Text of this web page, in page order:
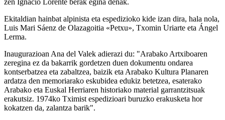
zen Ignacio Lorente berak egina denak.
Ekitaldian hainbat alpinista eta espedizioko kide izan dira, hala nola,
Luis Mari Sáenz de Olazagoitia «Petxu», Txomin Uriarte eta Ángel
Lerma.
Inaugurazioan Ana del Valek adierazi du: "Arabako Artxiboaren
zeregina ez da bakarrik gordetzen duen dokumentu ondarea
kontserbatzea eta zabaltzea, baizik eta Arabako Kultura Planaren
ardatza den memoriarako eskubidea edukiz betetzea, esaterako
Arabako eta Euskal Herriaren historiako material garrantzitsuak
erakutsiz. 1974ko Tximist espedizioari buruzko erakusketa hor
kokatzen da, zalantza barik".